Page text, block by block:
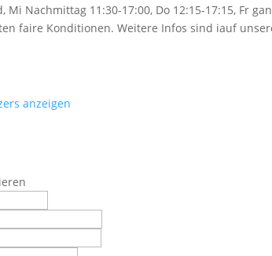
Mi Nachmittag 11:30-17:00, Do 12:15-17:15, Fr
faire Konditionen. Weitere Infos sind iauf
anzeigen